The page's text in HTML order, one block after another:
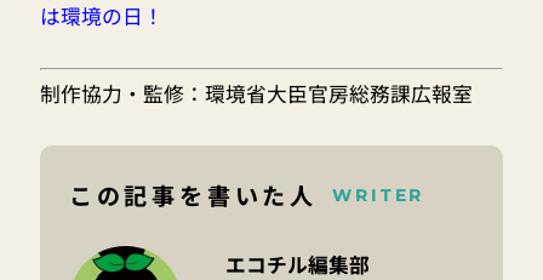
は環境の日！
制作協力・監修：環境省大臣官房総務課広報室
この記事を書いた人 WRITER
エコチル編集部